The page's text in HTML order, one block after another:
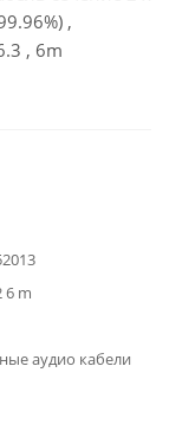
,
, 6m
6 m
аудио кабели